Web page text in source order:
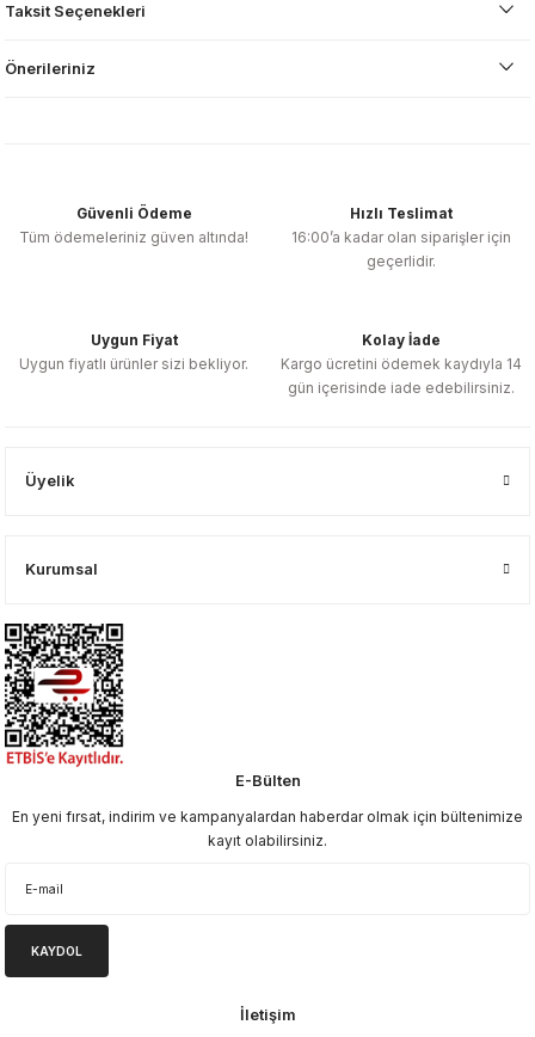
Taksit Seçenekleri
Önerileriniz
Güvenli Ödeme
Tüm ödemeleriniz güven altında!
Hızlı Teslimat
16:00’a kadar olan siparişler için
geçerlidir.
Uygun Fiyat
Uygun fiyatlı ürünler sizi bekliyor.
Kolay İade
Kargo ücretini ödemek kaydıyla 14
gün içerisinde iade edebilirsiniz.
Üyelik
Kurumsal
E-Bülten
En yeni fırsat, indirim ve kampanyalardan haberdar olmak için bültenimize
kayıt olabilirsiniz.
KAYDOL
İletişim